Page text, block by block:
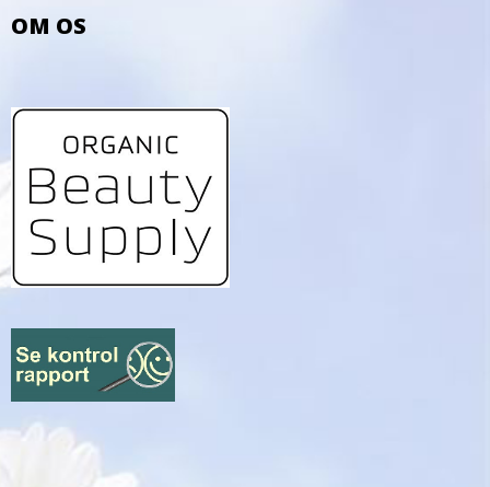
OM OS